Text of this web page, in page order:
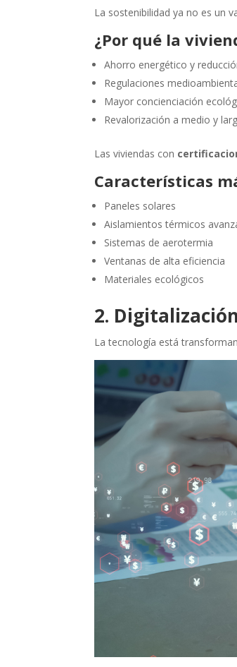
La sostenibilidad ya no es un
¿Por qué la
Ahorro energético y
Regulaciones
Mayor concienciación
Revalorización a medio y
Las viviendas con
Características
Paneles solares
Aislamientos térmicos
Sistemas de aerotermia
Ventanas de alta eficiencia
Materiales ecológicos
2.
La tecnología está